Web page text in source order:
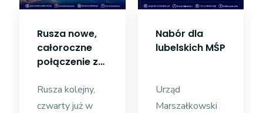
bezpieczeństwa
Środki pozwolą
lubelskim
przekwalifikowanie
wsparciu dla
przedsiębiorców,
strategicznych
wyzwaniach
Rusza nowe,
całoroczne
połączenie z
Lotniczego
Lublin
Rusza kolejny,
czwarty już w
Nabór dla
lubelskich MŚP
Urząd
Marszałkowski